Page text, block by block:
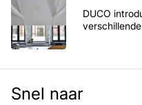
DUCO
Snel naar